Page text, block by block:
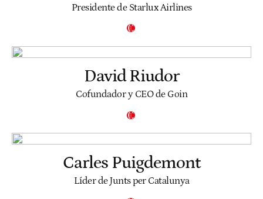
Presidente de Starlux Airlines
David Riudor
Cofundador y CEO de Goin
Carles Puigdemont
Líder de Junts per Catalunya